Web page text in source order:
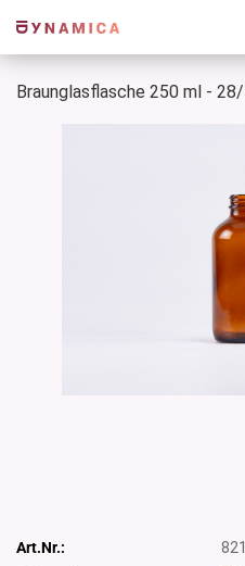
Braunglasflasche 250 ml -
Art.Nr.: